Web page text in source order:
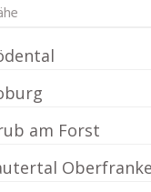
am Forst